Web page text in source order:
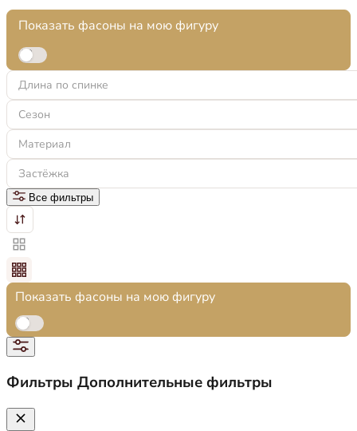
Показать фасоны на мою фигуру
Длина по спинке
Сезон
Материал
Застёжка
Все фильтры
Показать фасоны на мою фигуру
Фильтры Дополнительные фильтры